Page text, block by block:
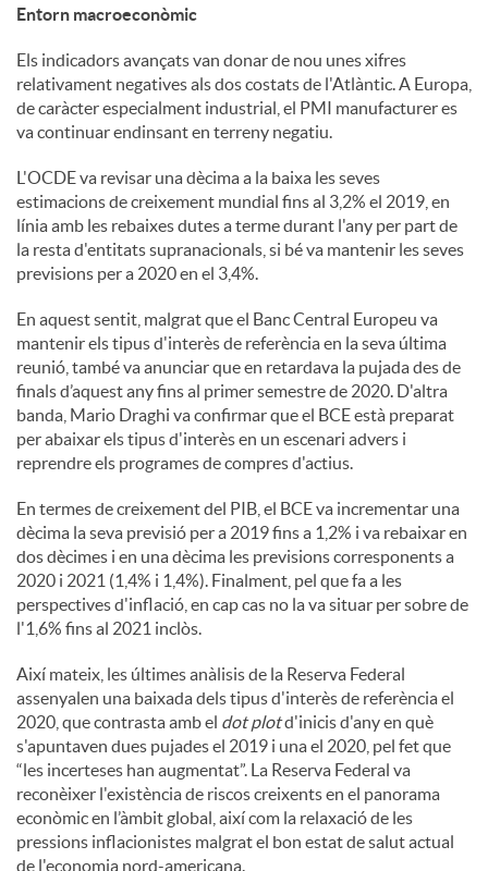
t
s
Entorn macroeconòmic
Els indicadors avançats van donar de nou unes xifres
relativament negatives als dos costats de l'Atlàntic. A Europa,
de caràcter especialment industrial, el PMI manufacturer es
va continuar endinsant en terreny negatiu.
L'OCDE va revisar una dècima a la baixa les seves
estimacions de creixement mundial fins al 3,2% el 2019, en
línia amb les rebaixes dutes a terme durant l'any per part de
la resta d'entitats supranacionals, si bé va mantenir les seves
previsions per a 2020 en el 3,4%.
En aquest sentit, malgrat que el Banc Central Europeu va
mantenir els tipus d'interès de referència en la seva última
reunió, també va anunciar que en retardava la pujada des de
finals d’aquest any fins al primer semestre de 2020. D'altra
banda, Mario Draghi va confirmar que el BCE està preparat
per abaixar els tipus d'interès en un escenari advers i
reprendre els programes de compres d'actius.
En termes de creixement del PIB, el BCE va incrementar una
dècima la seva previsió per a 2019 fins a 1,2% i va rebaixar en
dos dècimes i en una dècima les previsions corresponents a
2020 i 2021 (1,4% i 1,4%). Finalment, pel que fa a les
perspectives d'inflació, en cap cas no la va situar per sobre de
l'1,6% fins al 2021 inclòs.
Així mateix, les últimes anàlisis de la Reserva Federal
assenyalen una baixada dels tipus d'interès de referència el
2020, que contrasta amb el dot plotd'inicis d'any en què
s'apuntaven dues pujades el 2019 i una el 2020, pel fet que
“les incerteses han augmentat”. La Reserva Federal va
reconèixer l'existència de riscos creixents en el panorama
econòmic en l’àmbit global, així com la relaxació de les
pressions inflacionistes malgrat el bon estat de salut actual
de l'economia nord-americana.